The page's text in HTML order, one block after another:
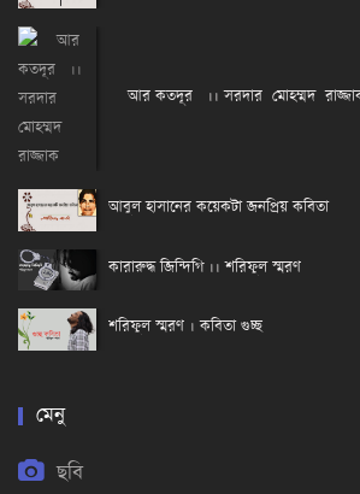
আর কতদূর ।। সরদার মোহম্মদ
আবুল হাসানের কয়েকটা জনপ্রিয় কবিতা
কারারুদ্ধ জিন্দিগি ।। শরিফুল স্মরণ
শরিফুল স্মরণ । কবিতা গুচ্ছ
মেনু
ছবি